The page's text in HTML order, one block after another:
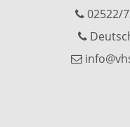
02522/